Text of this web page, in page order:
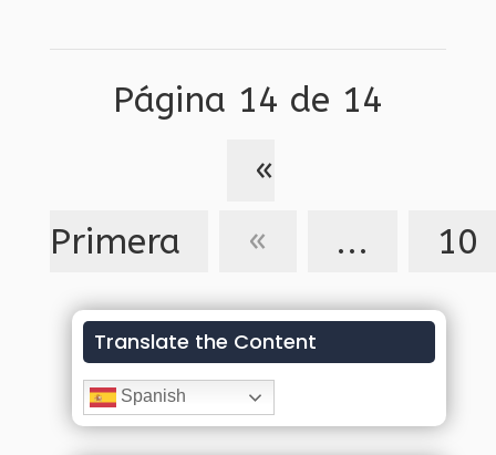
Página 14 de 14
«
Primera
« ... 10
Translate the Content
Spanish